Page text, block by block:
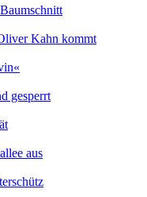
Kahn kommt
gesperrt
aus